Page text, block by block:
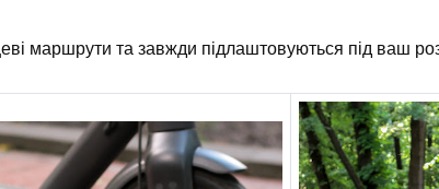
маршрути та завжди підлаштовуються під ваш